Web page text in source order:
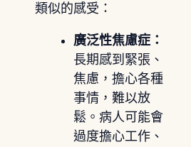
類似的感受：
廣泛性焦慮症：
長期感到緊張、
焦慮，擔心各種
事情，難以放
鬆。病人可能會
過度擔心工作、